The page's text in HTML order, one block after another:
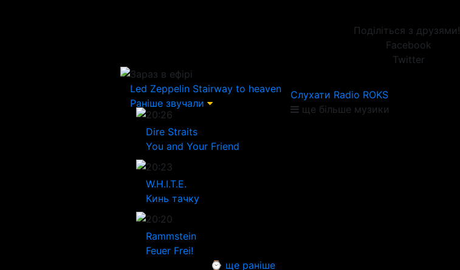
Поділіться з друзями!
Facebook
Twitter
Зараз в ефірі
Led Zeppelin Stairway to heaven
Раніше звучали
20:26
Dire Straits
You and Your Friend
20:23
W.H.I.T.E.
Кинь тачку
20:20
Rammstein
Feuer Frei!
⌚ ще раніше
Слухати Radio ROKS
ще більше музики